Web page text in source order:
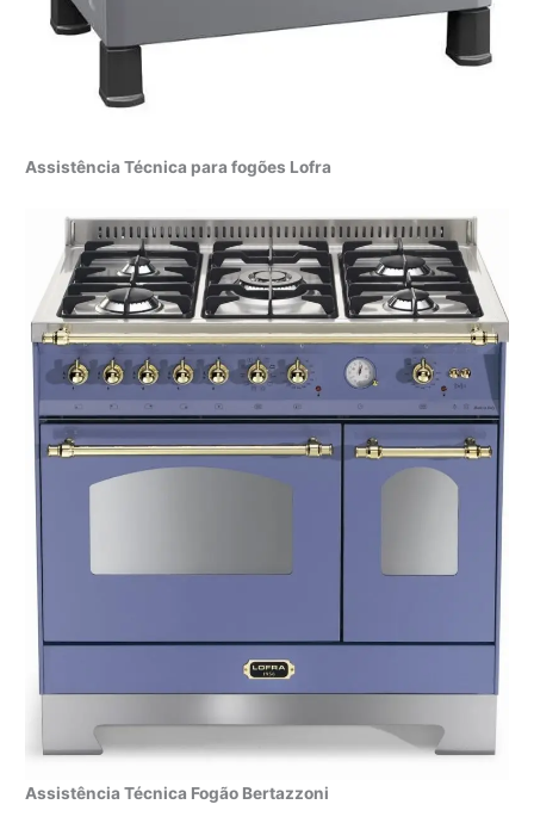
Assistência Técnica para fogões Lofra
Assistência Técnica Fogão Bertazzoni